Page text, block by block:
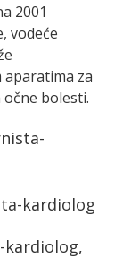
2001
vodeće
za
bolesti.
kardiolog